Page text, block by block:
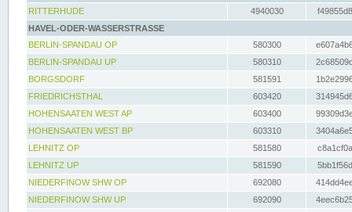
RITTERHUDE
4940030
HAVEL-ODER-WASSERSTRASSE
BERLIN-SPANDAU OP
580300
BERLIN-SPANDAU UP
580310
BORGSDORF
581591
FRIEDRICHSTHAL
603420
HOHENSAATEN WEST AP
603400
HOHENSAATEN WEST BP
603310
LEHNITZ OP
581580
LEHNITZ UP
581590
NIEDERFINOW SHW OP
692080
NIEDERFINOW SHW UP
692090